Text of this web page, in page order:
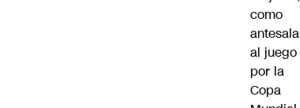
como
antesala
al juego
por la
Copa